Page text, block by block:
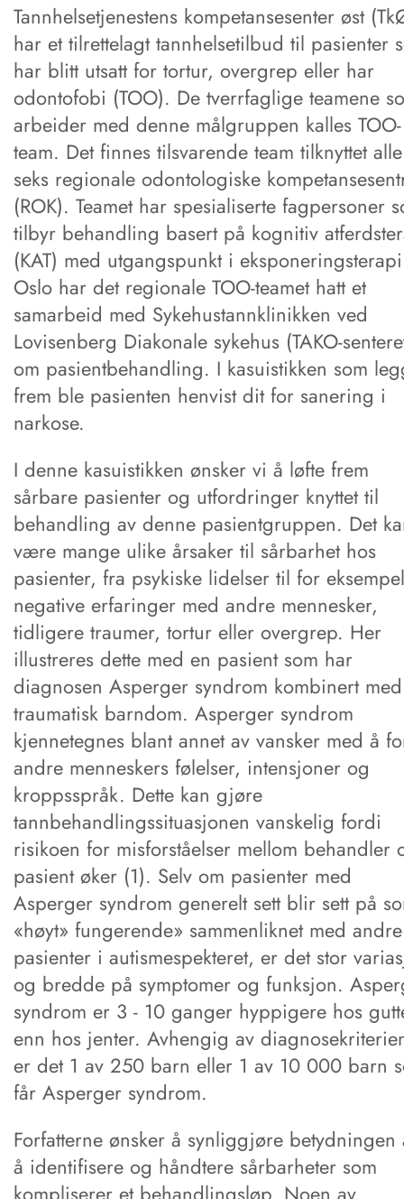
Tannhelsetjenestens kompetansesenter øst
har et tilrettelagt tannhelsetilbud til pasienter
har blitt utsatt for tortur, overgrep eller har
odontofobi (TOO). De tverrfaglige teamene
arbeider med denne målgruppen kalles TOO-
team. Det finnes tilsvarende team tilknyttet
seks regionale odontologiske
(ROK). Teamet har spesialiserte fagpersoner
tilbyr behandling basert på kognitiv
(KAT) med utgangspunkt i
Oslo har det regionale TOO-teamet hatt et
samarbeid med Sykehustannklinikken ved
Lovisenberg Diakonale sykehus (TAKO-
om pasientbehandling. I kasuistikken som
frem ble pasienten henvist dit for sanering i
narkose.
I denne kasuistikken ønsker vi å løfte frem
sårbare pasienter og utfordringer knyttet til
behandling av denne pasientgruppen. Det
være mange ulike årsaker til sårbarhet hos
pasienter, fra psykiske lidelser til for eksempel
negative erfaringer med andre mennesker,
tidligere traumer, tortur eller overgrep. Her
illustreres dette med en pasient som har
diagnosen Asperger syndrom kombinert
traumatisk barndom. Asperger syndrom
kjennetegnes blant annet av vansker med å
andre menneskers følelser, intensjoner og
kroppsspråk. Dette kan gjøre
tannbehandlingssituasjonen vanskelig fordi
risikoen for misforståelser mellom behandler
pasient øker (1). Selv om pasienter med
Asperger syndrom generelt sett blir sett på
«høyt» fungerende» sammenliknet med andre
pasienter i autismespekteret, er det stor
og bredde på symptomer og funksjon.
syndrom er 3 - 10 ganger hyppigere hos
enn hos jenter. Avhengig av
er det 1 av 250 barn eller 1 av 10 000 barn
får Asperger syndrom.
Forfatterne ønsker å synliggjøre betydningen
å identifisere og håndtere sårbarheter som